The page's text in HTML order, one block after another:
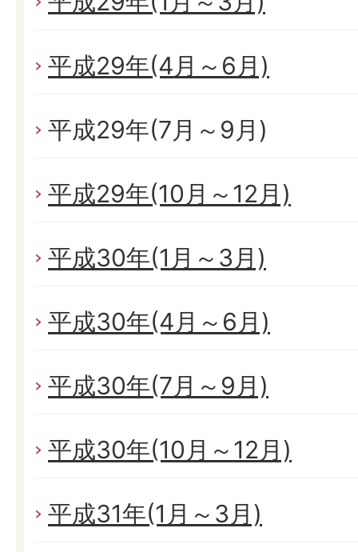
平成29年(4月～6月)
平成29年(7月～9月)
平成29年(10月～12月)
平成30年(1月～3月)
平成30年(4月～6月)
平成30年(7月～9月)
平成30年(10月～12月)
平成31年(1月～3月)